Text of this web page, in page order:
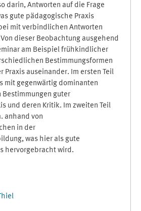
darin, Antworten auf die Frage
gute pädagogische Praxis
mit verbindlichen Antworten
dieser Beobachtung ausgehend
am Beispiel frühkindlicher
Bestimmungsformen
Praxis auseinander. Im ersten Teil
mit gegenwärtig dominanten
guter
und deren Kritik. Im zweiten Teil
anhand von
in der
was hier als gute
hervorgebracht wird.